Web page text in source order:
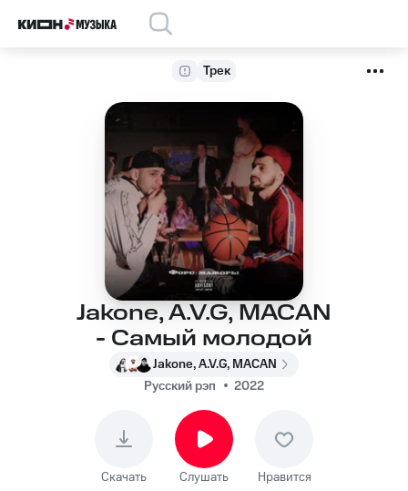
Трек
Jakone, A.V.G, MACAN
- Самый молодой
Jakone, A.V.G, MACAN
Русский рэп
2022
Скачать Слушать Нравится